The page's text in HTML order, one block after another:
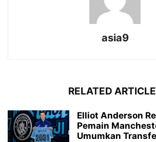
asia9
RELATED
Elliot Anderson
Pemain
Umumkan